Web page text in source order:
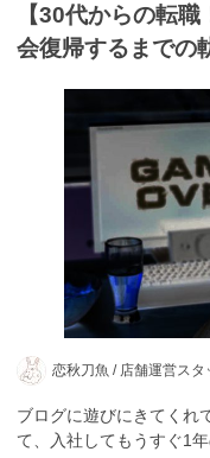
【30代からの転
会復帰するまでの
恋秋刀魚 / 店舗運営スタ
ブログに遊びにきてくれ
て、入社してもうすぐ1